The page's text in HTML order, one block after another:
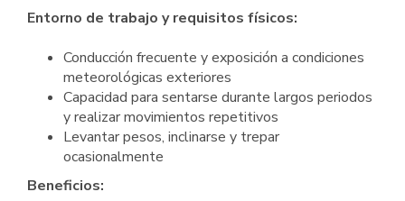
Entorno de trabajo y requisitos físicos:
Conducción frecuente y exposición a condiciones
meteorológicas exteriores
Capacidad para sentarse durante largos periodos
y realizar movimientos repetitivos
Levantar pesos, inclinarse y trepar
ocasionalmente
Beneficios: